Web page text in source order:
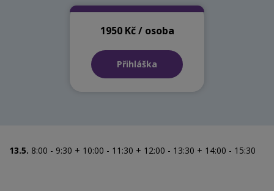
1950 Kč / osoba
Přihláška
13.5. 8:00 - 9:30 + 10:00 - 11:30 + 12:00 - 13:30 + 14:00 - 15:30